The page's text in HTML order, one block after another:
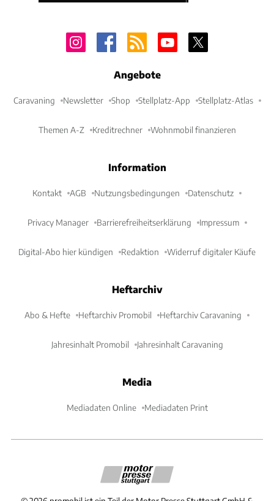
Angebote
Caravaning Newsletter Shop Stellplatz-App Stellplatz-Atlas
Themen A-Z Kreditrechner Wohnmobil finanzieren
Information
Kontakt AGB Nutzungsbedingungen Datenschutz
Privacy Manager Barrierefreiheitserklärung Impressum
Digital-Abo hier kündigen Redaktion Widerruf digitaler Käufe
Heftarchiv
Abo & Hefte Heftarchiv Promobil Heftarchiv Caravaning
Jahresinhalt Promobil Jahresinhalt Caravaning
Media
Mediadaten Online Mediadaten Print